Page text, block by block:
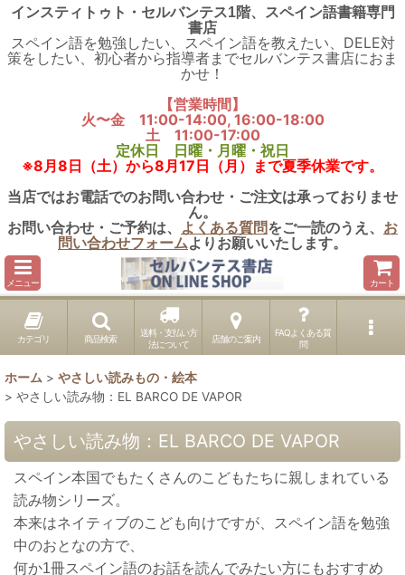
インスティトゥト・セルバンテス1階、スペイン語書籍専門
書店
スペイン語を勉強したい、スペイン語を教えたい、DELE対
策をしたい、初心者から指導者までセルバンテス書店におま
かせ！
【営業時間】
火〜金 11:00-14:00, 16:00-18:00
土 11:00-17:00
定休日 日曜・月曜・祝日
※8月8日（土）から8月17日（月）まで夏季休業です。
当店ではお電話でのお問い合わせ・ご注文は承っておりませ
ん。
お問い合わせ・ご予約は、 よくある質問をご一読のうえ、 お
問い合わせフォームよりお願いいたします。
メニュー カート
カテゴリ 商品検索
送料・支払い方
法について
店舗のご案内
FAQよくある質
問
ホーム > やさしい読みもの・絵本
> やさしい読み物：EL BARCO DE VAPOR
やさしい読み物：EL BARCO DE VAPOR
スペイン本国でもたくさんのこどもたちに親しまれている
読み物シリーズ。
本来はネイティブのこども向けですが、スペイン語を勉強
中のおとなの方で、
何か1冊スペイン語のお話を読んでみたい方にもおすすめ